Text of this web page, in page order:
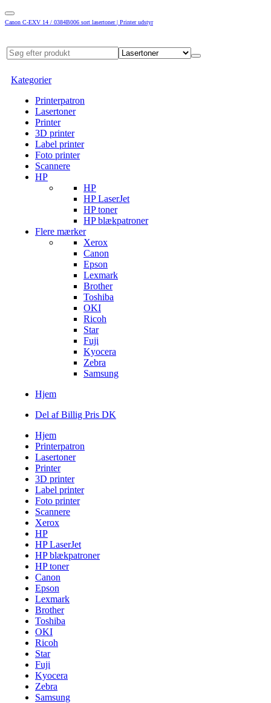
Canon C-EXV 14 / 0384B006 sort lasertoner | Printer udstyr
Kategorier
Printerpatron
Lasertoner
Printer
3D printer
Label printer
Foto printer
Scannere
HP
HP
HP LaserJet
HP toner
HP blækpatroner
Flere mærker
Xerox
Canon
Epson
Lexmark
Brother
Toshiba
OKI
Ricoh
Star
Fuji
Kyocera
Zebra
Samsung
Hjem
Del af Billig Pris DK
Hjem
Printerpatron
Lasertoner
Printer
3D printer
Label printer
Foto printer
Scannere
Xerox
HP
HP LaserJet
HP blækpatroner
HP toner
Canon
Epson
Lexmark
Brother
Toshiba
OKI
Ricoh
Star
Fuji
Kyocera
Zebra
Samsung